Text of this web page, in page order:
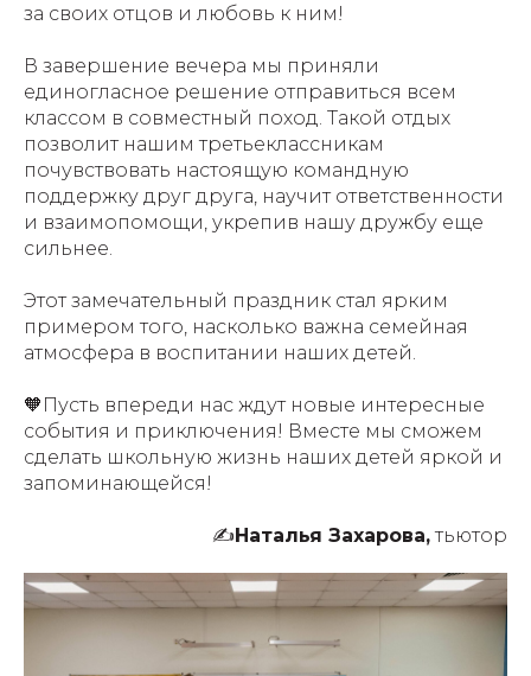
за своих отцов и любовь к ним!
В завершение вечера мы приняли
единогласное решение отправиться всем
классом в совместный поход. Такой отдых
позволит нашим третьеклассникам
почувствовать настоящую командную
поддержку друг друга, научит ответственности
и взаимопомощи, укрепив нашу дружбу еще
сильнее.
Этот замечательный праздник стал ярким
примером того, насколько важна семейная
атмосфера в воспитании наших детей.
🧡Пусть впереди нас ждут новые интересные
события и приключения! Вместе мы сможем
сделать школьную жизнь наших детей яркой и
запоминающейся!
✍️Наталья Захарова,тьютор